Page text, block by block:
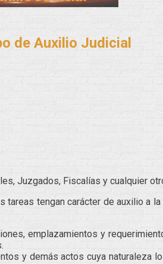
de Auxilio Judicial
Juzgados, Fiscalías y cualquier
tengan carácter de auxilio a
emplazamientos y
y demás actos cuya naturaleza